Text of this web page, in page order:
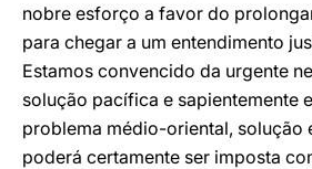
nobre esforço a favor do
para chegar a um entendimento
Estamos convencido da urgente
solução pacífica e sapientemente
problema médio-oriental, solução
poderá certamente ser imposta